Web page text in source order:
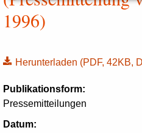
1996)
Herunterladen (PDF, 42KB,
Publikationsform:
Pressemitteilungen
Datum: